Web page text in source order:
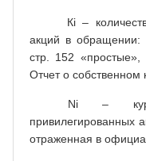
Кi –
акций в обращении:
стр. 152
Отчет о собственном
Ni
–
привилегированных
отраженная в